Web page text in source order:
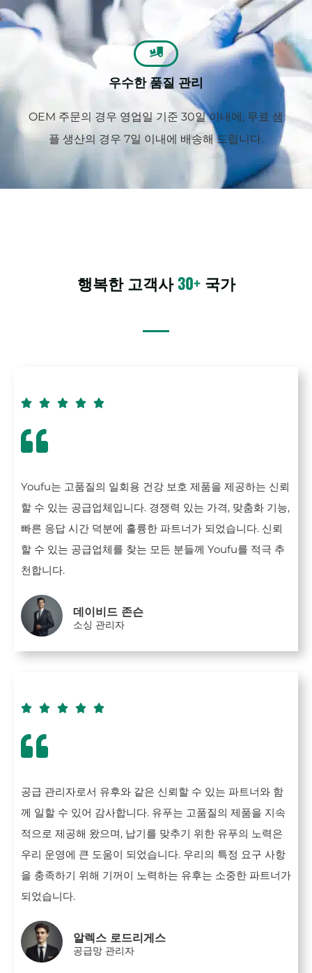
우수한 품질 관리
OEM 주문의 경우 영업일 기준 30일 이내에, 무료 샘
플 생산의 경우 7일 이내에 배송해 드립니다.
행복한 고객사30+ 국가
    
Youfu는 고품질의 일회용 건강 보호 제품을 제공하는 신뢰
할 수 있는 공급업체입니다. 경쟁력 있는 가격, 맞춤화 기능,
빠른 응답 시간 덕분에 훌륭한 파트너가 되었습니다. 신뢰
할 수 있는 공급업체를 찾는 모든 분들께 Youfu를 적극 추
천합니다.
데이비드 존슨
소싱 관리자
    
공급 관리자로서 유후와 같은 신뢰할 수 있는 파트너와 함
께 일할 수 있어 감사합니다. 유푸는 고품질의 제품을 지속
적으로 제공해 왔으며, 납기를 맞추기 위한 유푸의 노력은
우리 운영에 큰 도움이 되었습니다. 우리의 특정 요구 사항
을 충족하기 위해 기꺼이 노력하는 유후는 소중한 파트너가
되었습니다.
알렉스 로드리게스
공급망 관리자